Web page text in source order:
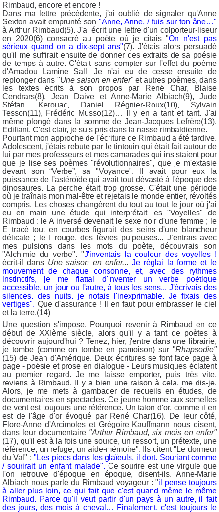
Rimbaud, encore et encore !
Dans ma lettre précédente, j'ai oublié de signaler qu'Anne
Sexton avait emprunté son "Anne, Anne, / fuis sur ton âne…"
à Arthur Rimbaud(5). J'ai écrit une lettre d'un colporteur-liseur
en 2020(6) consacré au poète où je citais "On n'est pas
sérieux quand on a dix-sept ans"(7). J'étais alors persuadé
qu'il me suffirait ensuite de donner des extraits de sa poésie
de temps à autre. C'était sans compter sur l'effet du poème
d'Amadou Lamine Sall. Je n'ai eu de cesse ensuite de
replonger dans "Une saison en enfer"et autres poèmes, dans
les textes écrits à son propos par René Char, Blaise
Cendrars(8), Jean Daive et Anne-Marie Albiach(9), Jude
Stéfan, Kerouac, Daniel Régnier-Roux(10), Sylvain
Tesson(11), Frédéric Musso(12)… Il y en a tant et tant. J'ai
même plongé dans la somme de Jean-Jacques Lefrère(13).
Edifiant. C'est clair, je suis pris dans la nasse rimbaldienne.
Pourtant mon approche de l'écriture de Rimbaud a été tardive.
Adolescent, j'étais rebuté par le tintouin qui était fait autour de
lui par mes professeurs et mes camarades qui insistaient pour
que je lise ses poèmes "révolutionnaires", que je m'extasie
devant son “Verbe”, sa "Voyance". Il avait pour eux la
puissance de l'astéroïde qui avait tout dévasté à l'époque des
dinosaures. La perche était trop grosse. C'était une période
où je traînais mon mal-être et rejetais le monde entier, révoltés
compris. Les choses changèrent du tout au tout le jour où j'ai
eu en main une étude qui interprétait les "Voyelles" de
Rimbaud : le A inversé devenait le sexe noir d'une femme ; le
E tracé tout en courbes figurait des seins d'une blancheur
délicate ; le I rouge, des lèvres pulpeuses... J’entrais avec
mes pulsions dans les mots du poète, découvrais son
"Alchimie du verbe". "J'inventais la couleur des voyelles !
écrit-il dans Une saison en enfer... Je réglai la forme et le
mouvement de chaque consonne, et, avec des rythmes
instinctifs, je me flattai d'inventer un verbe poétique
accessible, un jour ou l'autre, à tous les sens... J'écrivais des
silences, des nuits, je notais l'inexprimable. Je fixais des
vertiges". Que d'assurance ! Il en faut pour embrasser le ciel
et la terre.(14)
Une question s'impose. Pourquoi revenir à Rimbaud en ce
début de XXIème siècle, alors qu'il y a tant de poètes à
découvrir aujourd'hui ? Tenez, hier, j'entre dans une librairie,
je tombe (comme on tombe en pamoison) sur "Rhapsodie"
(15) de Jean d'Amérique. Deux écritures se font face page à
page - poésie et prose en dialogue - Leurs musiques éclatent
au premier regard. Je me laisse emporter, puis très vite,
reviens à Rimbaud. Il y a bien une raison à cela, me dis-je.
Alors, je me mets à gambader de recueils en études, de
documentaires en spectacles. Ce jeune homme aux semelles
de vent est toujours une référence. Un talon d'or, comme il en
est de l'âge d'or évoqué par René Char(16). De leur côté,
Flore-Anne d'Arcimoles et Grégoire Kauffmann nous disent,
dans leur documentaire "Arthur Rimbaud, six mois en enfer"
(17), qu'il est à la fois une source, un ressort, un prétexte, une
référence, un refuge, un aide-mémoire". Ils citent "Le dormeur
du Val" :"Les pieds dans les glaïeuls, il dort. Souriant comme
/ sourirait un enfant malade". Ce sourire est une virgule que
l'on retrouve d'époque en époque, disent-ils. Anne-Marie
Albiach nous parle du Rimbaud voyageur : "il pense toujours
à aller plus loin, ce qui fait que c'est quand même le même
Rimbaud. Parce qu'il veut partir d'un pays à un autre, il fait
des jours, des mois à cheval… Finalement, c'est toujours le